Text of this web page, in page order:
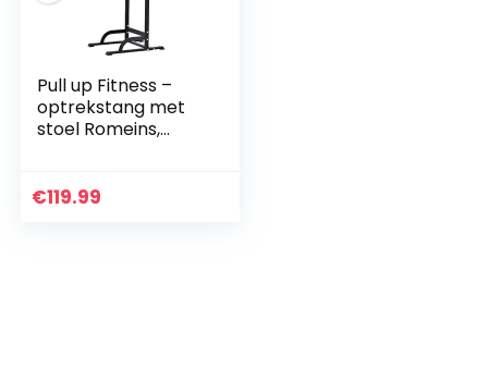
Pull up Fitness –
optrekstang met
stoel Romeins,
€119.99